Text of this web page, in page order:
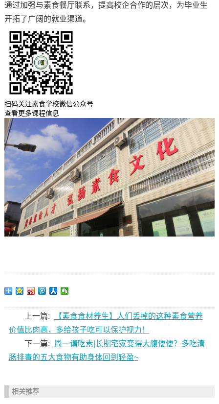
通过加强与素食餐厅联系，提高校企合作的层次，为毕业生
开拓了广阔的就业渠道。
扫码关注素食学校微信公众号
查看更多课程信息
上一篇:
【素食食材养生】人们丢掉的这种素食营养
价值比肉高，多给孩子吃可以保护视力！
下一篇:
周一请吃素|长期宅家变得大腹便便？多吃清
肠排毒的五大食物有助身体回到轻盈~
相关推荐